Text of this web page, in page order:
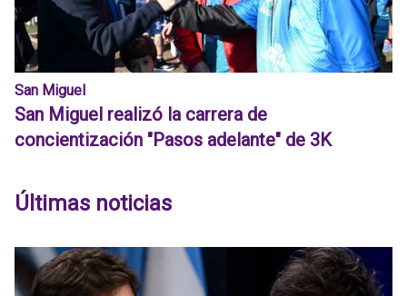
San Miguel
San Miguel realizó la carrera de
concientización "Pasos adelante" de 3K
Últimas noticias